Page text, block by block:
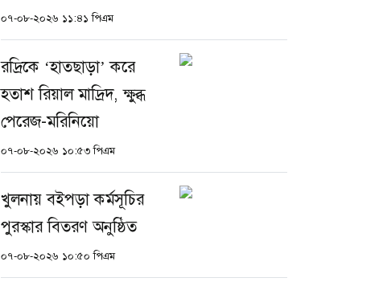
০৭-০৮-২০২৬ ১১:৪১ পিএম
রদ্রিকে ‘হাতছাড়া’ করে
হতাশ রিয়াল মাদ্রিদ, ক্ষুব্ধ
পেরেজ-মরিনিয়ো
০৭-০৮-২০২৬ ১০:৫৩ পিএম
খুলনায় বইপড়া কর্মসূচির
পুরস্কার বিতরণ অনুষ্ঠিত
০৭-০৮-২০২৬ ১০:৫০ পিএম